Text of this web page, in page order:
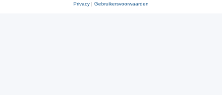
Privacy | Gebruikersvoorwaarden